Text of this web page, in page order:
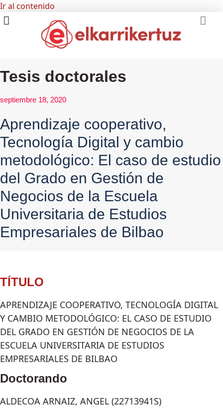
Ir al contenido
Tesis doctorales
septiembre 18, 2020
Aprendizaje cooperativo,
Tecnología Digital y cambio
metodológico: El caso de estudio
del Grado en Gestión de
Negocios de la Escuela
Universitaria de Estudios
Empresariales de Bilbao
TÍTULO
APRENDIZAJE COOPERATIVO, TECNOLOGÍA DIGITAL
Y CAMBIO METODOLÓGICO: EL CASO DE ESTUDIO
DEL GRADO EN GESTIÓN DE NEGOCIOS DE LA
ESCUELA UNIVERSITARIA DE ESTUDIOS
EMPRESARIALES DE BILBAO
Doctorando
ALDECOA ARNAIZ, ANGEL (22713941S)